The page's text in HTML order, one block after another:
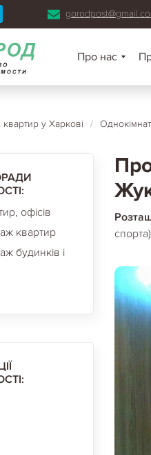
Про нас
у Харкові /
офісів
квартир
будинків і
спорта)